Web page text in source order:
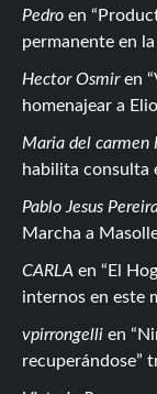
Pedro en
permanente en
Hector Osmiren
homenajear a
Maria del carmen
habilita consulta
Pablo Jesus
Marcha a
CARLA en
El
internos en este
vpirrongelli en
recuperándose”